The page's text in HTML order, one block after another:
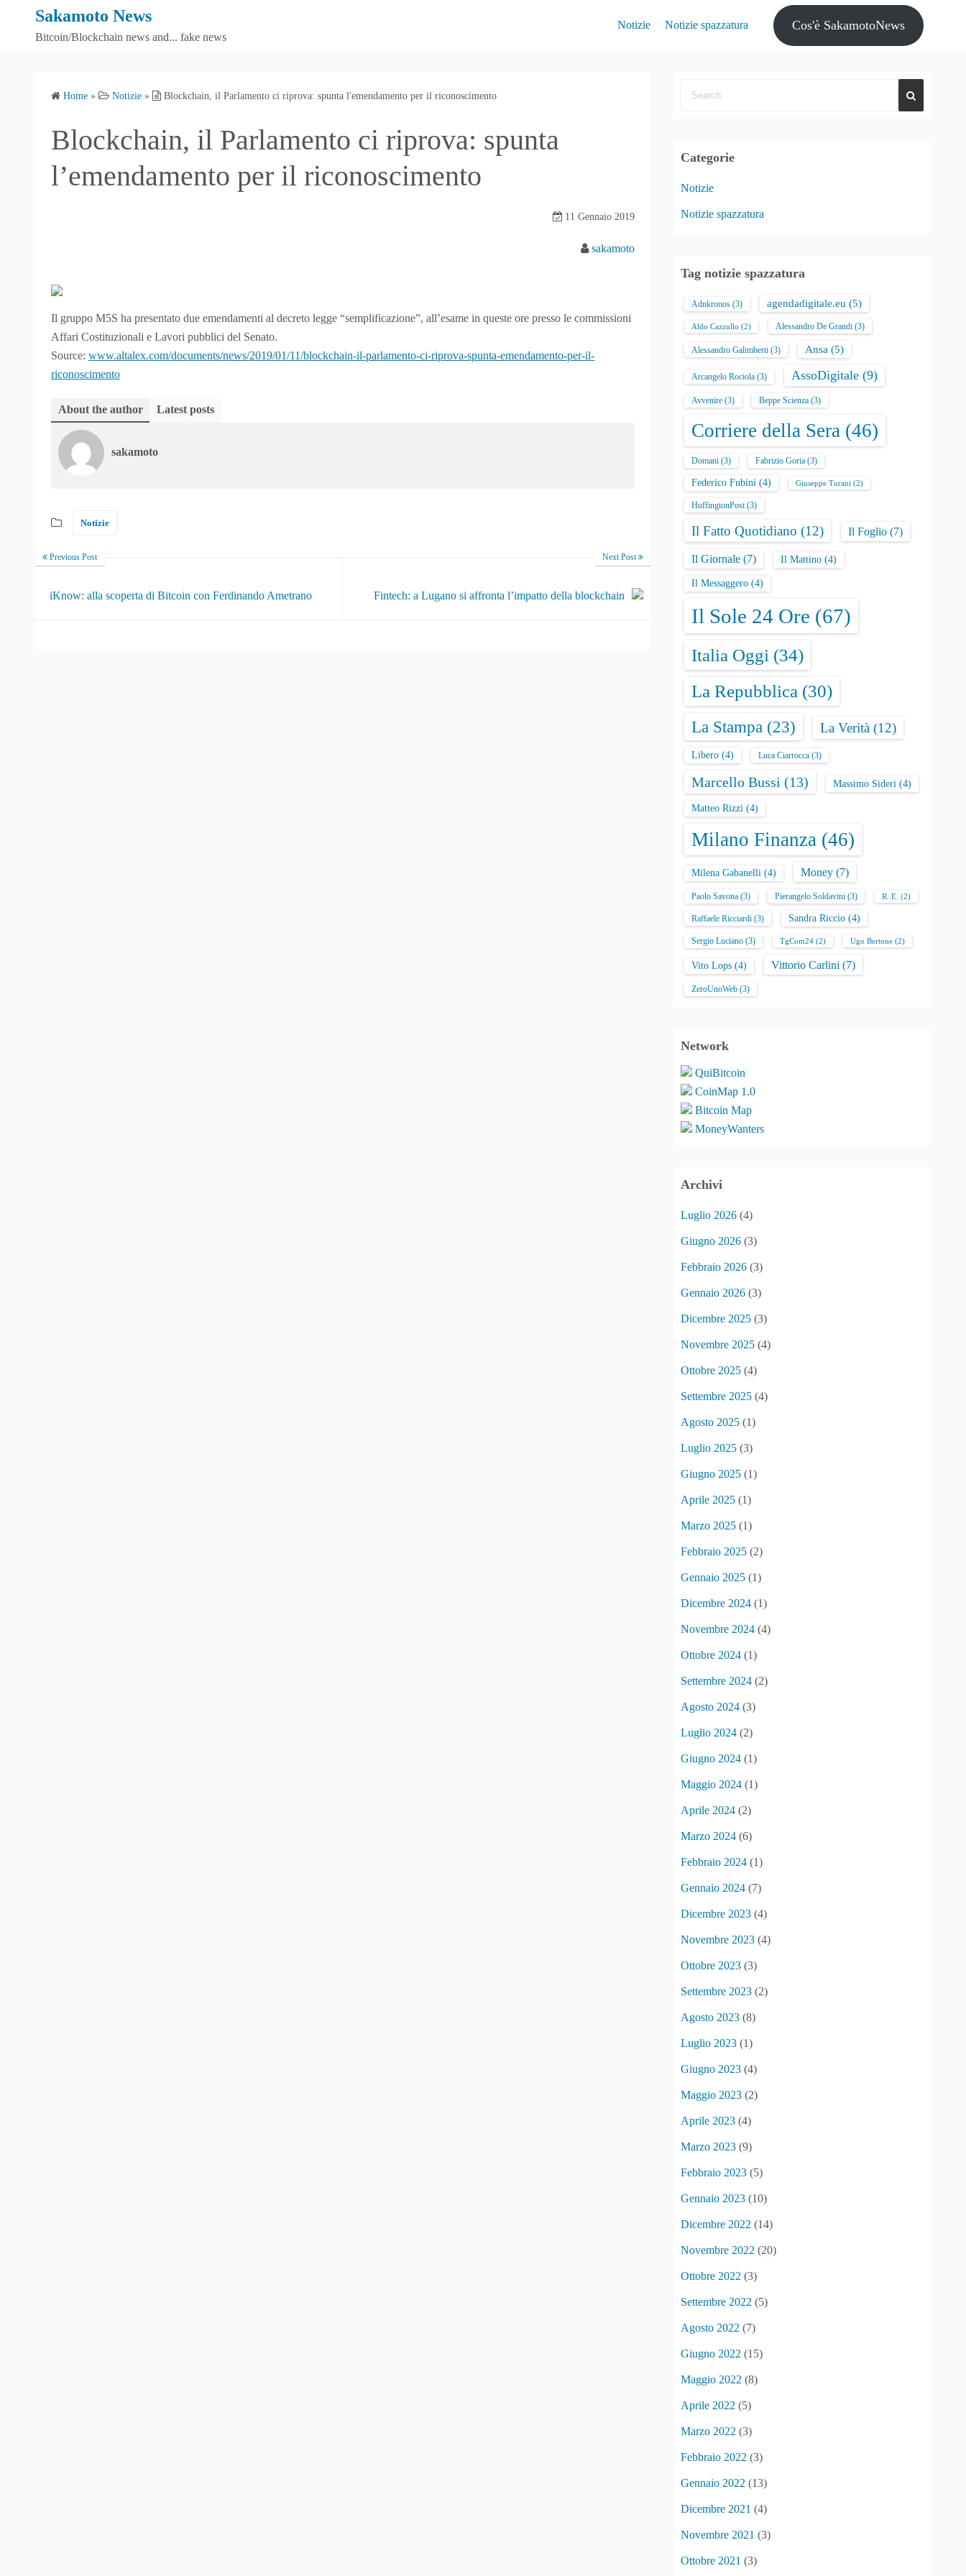
Sakamoto News
Bitcoin/Blockchain news and... fake news
Notizie Notizie spazzatura Cos'è SakamotoNews
Home » Notizie » Blockchain, il Parlamento ci riprova: spunta l'emendamento per il riconoscimento
Blockchain, il Parlamento ci riprova: spunta
l’emendamento per il riconoscimento
11 Gennaio 2019
sakamoto
Il gruppo M5S ha presentato due emendamenti al decreto legge “semplificazione”, all’esame in queste ore presso le commissioni
Affari Costituzionali e Lavori pubblici del Senato.
Source: www.altalex.com/documents/news/2019/01/11/blockchain-il-parlamento-ci-riprova-spunta-emendamento-per-il-
riconoscimento
About the author Latest posts
sakamoto
Notizie
Previous Post
iKnow: alla scoperta di Bitcoin con Ferdinando Ametrano
Next Post
Fintech: a Lugano si affronta l’impatto della blockchain
Categorie
Notizie
Notizie spazzatura
Tag notizie spazzatura
Adnkronos (3) agendadigitale.eu (5)
Aldo Cazzullo (2) Alessandro De Grandi (3)
Alessandro Galimberti (3) Ansa (5)
Arcangelo Rociola (3) AssoDigitale (9)
Avvenire (3) Beppe Scienza (3)
Corriere della Sera (46)
Domani (3) Fabrizio Goria (3)
Federico Fubini (4) Giuseppe Turani (2)
HuffingtonPost(3)
Il Fatto Quotidiano (12) Il Foglio (7)
Il Giornale (7) Il Mattino (4)
Il Messaggero (4)
Il Sole 24 Ore (67)
Italia Oggi (34)
La Repubblica (30)
La Stampa (23) La Verità (12)
Libero (4) Luca Ciarrocca (3)
Marcello Bussi (13) Massimo Sideri (4)
Matteo Rizzi (4)
Milano Finanza (46)
Milena Gabanelli (4) Money (7)
Paolo Savona (3) Pierangelo Soldavini (3) R. E. (2)
Raffaele Ricciardi (3) Sandra Riccio (4)
Sergio Luciano (3) TgCom24 (2) Ugo Bertone (2)
Vito Lops (4) Vittorio Carlini (7)
ZeroUnoWeb (3)
Network
QuiBitcoin
CoinMap 1.0
Bitcoin Map
MoneyWanters
Archivi
Luglio 2026 (4)
Giugno 2026 (3)
Febbraio 2026 (3)
Gennaio 2026 (3)
Dicembre 2025 (3)
Novembre 2025 (4)
Ottobre 2025 (4)
Settembre 2025 (4)
Agosto 2025 (1)
Luglio 2025 (3)
Giugno 2025 (1)
Aprile 2025 (1)
Marzo 2025 (1)
Febbraio 2025 (2)
Gennaio 2025 (1)
Dicembre 2024 (1)
Novembre 2024 (4)
Ottobre 2024 (1)
Settembre 2024 (2)
Agosto 2024 (3)
Luglio 2024 (2)
Giugno 2024 (1)
Maggio 2024 (1)
Aprile 2024 (2)
Marzo 2024 (6)
Febbraio 2024 (1)
Gennaio 2024 (7)
Dicembre 2023 (4)
Novembre 2023 (4)
Ottobre 2023 (3)
Settembre 2023 (2)
Agosto 2023 (8)
Luglio 2023 (1)
Giugno 2023 (4)
Maggio 2023 (2)
Aprile 2023 (4)
Marzo 2023 (9)
Febbraio 2023 (5)
Gennaio 2023 (10)
Dicembre 2022 (14)
Novembre 2022 (20)
Ottobre 2022 (3)
Settembre 2022 (5)
Agosto 2022 (7)
Giugno 2022 (15)
Maggio 2022 (8)
Aprile 2022 (5)
Marzo 2022 (3)
Febbraio 2022 (3)
Gennaio 2022 (13)
Dicembre 2021 (4)
Novembre 2021 (3)
Ottobre 2021 (3)